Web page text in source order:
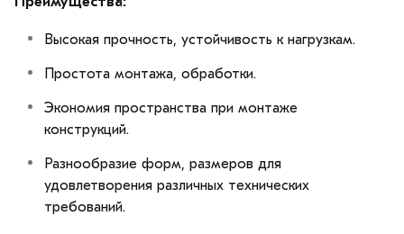
Высокая прочность, устойчивость к нагрузкам.
Простота монтажа, обработки.
Экономия пространства при монтаже
конструкций.
Разнообразие форм, размеров для
удовлетворения различных технических
требований.